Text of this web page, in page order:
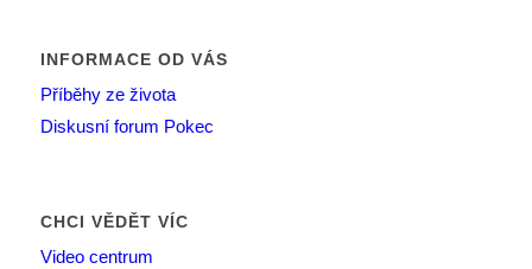
INFORMACE OD VÁS
Příběhy ze života
Diskusní forum Pokec
CHCI VĚDĚT VÍC
Video centrum